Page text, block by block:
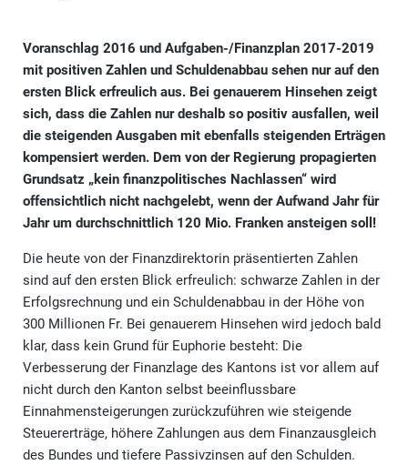
Voranschlag 2016 und Aufgaben-/Finanzplan 2017-2019
mit positiven Zahlen und Schuldenabbau sehen nur auf den
ersten Blick erfreulich aus. Bei genauerem Hinsehen zeigt
sich, dass die Zahlen nur deshalb so positiv ausfallen, weil
die steigenden Ausgaben mit ebenfalls steigenden Erträgen
kompensiert werden. Dem von der Regierung propagierten
Grundsatz „kein finanzpolitisches Nachlassen“ wird
offensichtlich nicht nachgelebt, wenn der Aufwand Jahr für
Jahr um durchschnittlich 120 Mio. Franken ansteigen soll!
Die heute von der Finanzdirektorin präsentierten Zahlen
sind auf den ersten Blick erfreulich: schwarze Zahlen in der
Erfolgsrechnung und ein Schuldenabbau in der Höhe von
300 Millionen Fr. Bei genauerem Hinsehen wird jedoch bald
klar, dass kein Grund für Euphorie besteht: Die
Verbesserung der Finanzlage des Kantons ist vor allem auf
nicht durch den Kanton selbst beeinflussbare
Einnahmensteigerungen zurückzuführen wie steigende
Steuererträge, höhere Zahlungen aus dem Finanzausgleich
des Bundes und tiefere Passivzinsen auf den Schulden.